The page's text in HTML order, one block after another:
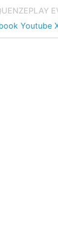
PLAY
Youtube